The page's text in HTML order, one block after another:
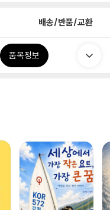
배송/반품/교환
품목정보